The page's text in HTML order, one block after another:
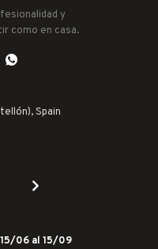
y
como en casa.
Spain
06 al 15/09